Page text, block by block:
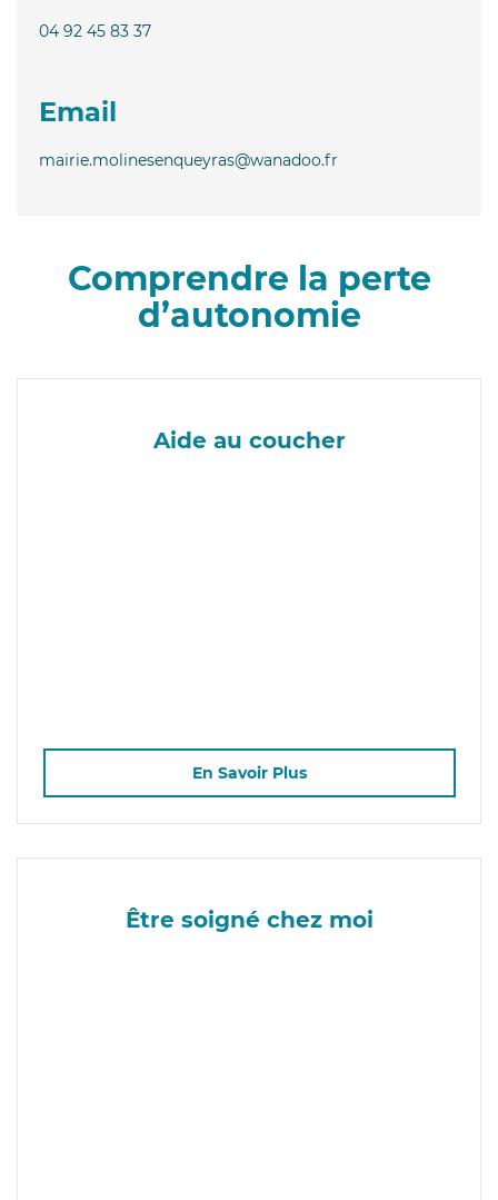
04 92 45 83 37
Email
mairie.molinesenqueyras@wanadoo.fr
Comprendre la perte
d’autonomie
Aide au coucher
En Savoir Plus
Être soigné chez moi